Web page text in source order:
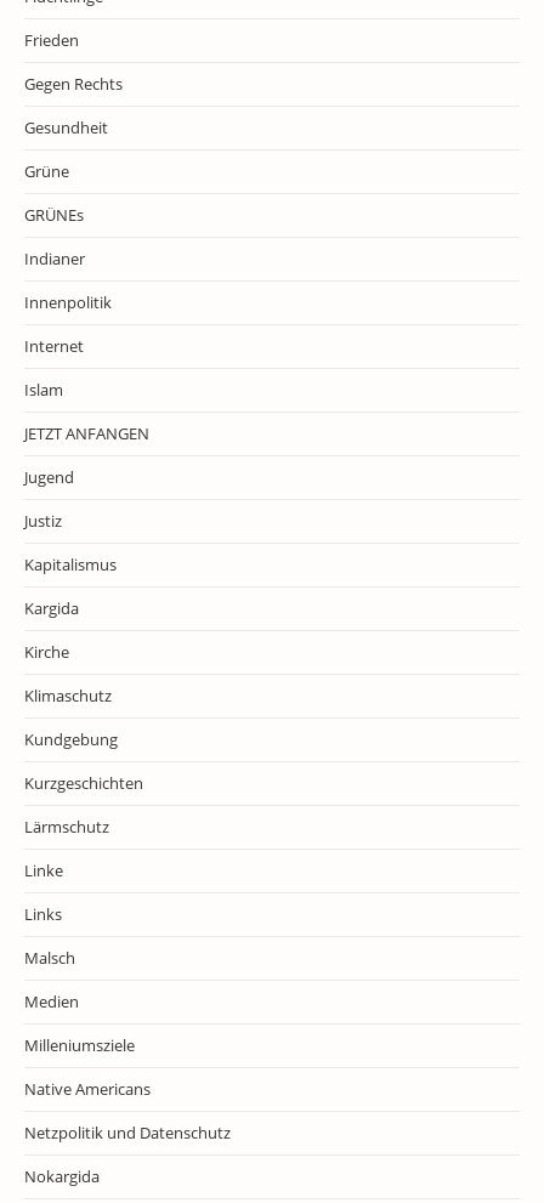
Frieden
Gegen Rechts
Gesundheit
Grüne
GRÜNEs
Indianer
Innenpolitik
Internet
Islam
JETZT ANFANGEN
Jugend
Justiz
Kapitalismus
Kargida
Kirche
Klimaschutz
Kundgebung
Kurzgeschichten
Lärmschutz
Linke
Links
Malsch
Medien
Milleniumsziele
Native Americans
Netzpolitik und Datenschutz
Nokargida